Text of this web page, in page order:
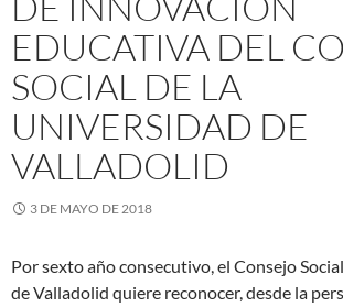
EDUCATIVA DEL
SOCIAL DE LA
UNIVERSIDAD DE
VALLADOLID
3 DE MAYO DE 2018
Por sexto año consecutivo, el Consejo
de Valladolid quiere reconocer, desde la